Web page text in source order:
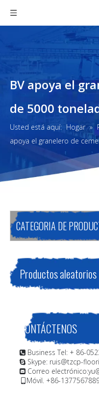
BV apoya el
de 5000
Usted está aquí: Hogar »
apoya el granelero de
CATEGORIA DE
Productos aleatorios
CONTÁCTENOS
 Business Tel: + 86-
 Skype: ruis@tzcp-
 Correo electrónico:
Móvil. +86-